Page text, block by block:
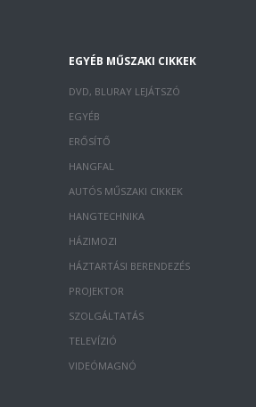
EGYÉB MŰSZAKI CIKKEK
DVD, BLURAY LEJÁTSZÓ
EGYÉB
ERŐSÍTŐ
HANGFAL
AUTÓS MŰSZAKI CIKKEK
HANGTECHNIKA
HÁZIMOZI
HÁZTARTÁSI BERENDEZÉS
PROJEKTOR
SZOLGÁLTATÁS
TELEVÍZIÓ
VIDEÓMAGNÓ